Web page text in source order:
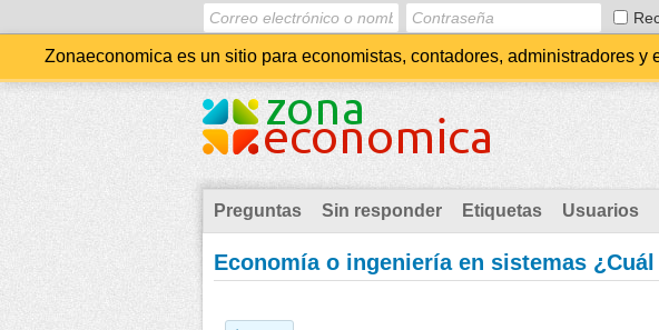
Zonaeconomica es un sitio para economistas, contadores, administradores
Preguntas Sin responder Etiquetas Usuarios
Economía o ingeniería en sistemas